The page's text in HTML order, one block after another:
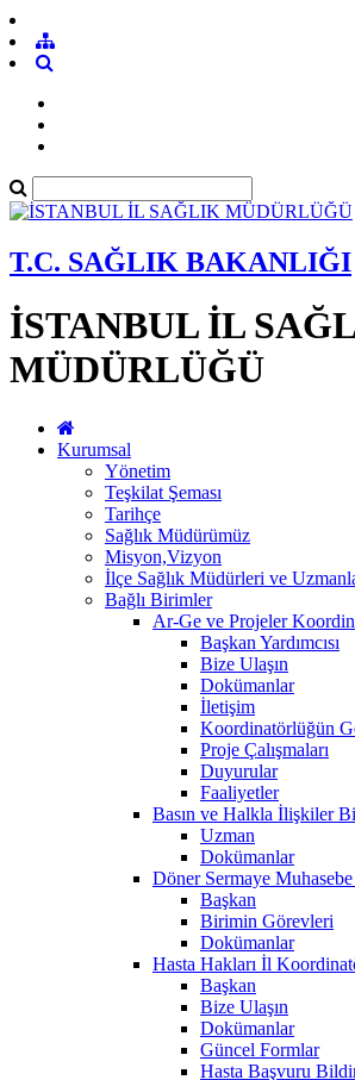
T.C. SAĞLIK BAKANLIĞI
İSTANBUL İL
MÜDÜRLÜĞÜ
Kurumsal
Yönetim
Teşkilat Şeması
Tarihçe
Sağlık Müdürümüz
Misyon,Vizyon
İlçe Sağlık Müdürleri ve
Bağlı Birimler
Ar-Ge ve Projeler
Başkan Yardımcısı
Bize Ulaşın
Dokümanlar
İletişim
Koordinatörlüğün
Proje Çalışmaları
Duyurular
Faaliyetler
Basın ve Halkla İlişkiler
Uzman
Dokümanlar
Döner Sermaye
Başkan
Birimin Görevleri
Dokümanlar
Hasta Hakları İl
Başkan
Bize Ulaşın
Dokümanlar
Güncel Formlar
Hasta Başvuru